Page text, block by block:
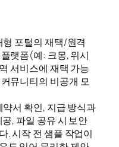
포털의 재택/원격
랫폼(예: 크몽, 위시
서비스에 재택 가능
뮤니티의 비공개 모
서 확인, 지급 방식과
, 파일 공유 시 보안
. 시작 전 샘플 작업이